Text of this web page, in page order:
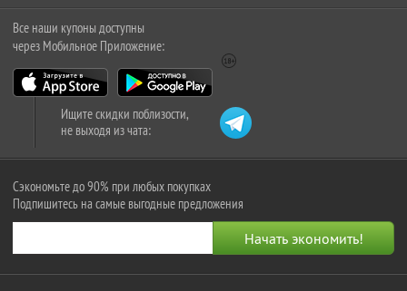
Все наши купоны доступны
через Мобильное Приложение:
Ищите скидки поблизости,
не выходя из чата:
Сэкономьте до 90% при любых покупках
Подпишитесь на самые выгодные предложения